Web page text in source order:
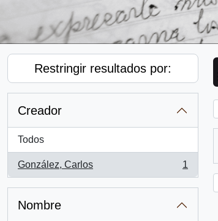
Restringir resultados por:
Creador
Todos
González, Carlos
, 1 resultados
1
Nombre